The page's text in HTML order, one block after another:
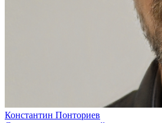
Константин Понториев